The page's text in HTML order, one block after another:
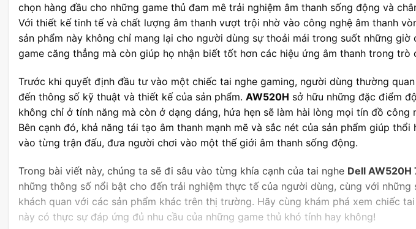
chọn hàng đầu cho những game thủ đam mê trải nghiệm âm thanh sống động và
Với thiết kế tinh tế và chất lượng âm thanh vượt trội nhờ vào công nghệ âm thanh
sản phẩm này không chỉ mang lại cho người dùng sự thoải mái trong suốt những giờ
game căng thẳng mà còn giúp họ nhận biết tốt hơn các hiệu ứng âm thanh trong trò
Trước khi quyết định đầu tư vào một chiếc tai nghe gaming, người dùng thường
đến thông số kỹ thuật và thiết kế của sản phẩm. AW520H sở hữu những đặc điểm
không chỉ ở tính năng mà còn ở dạng dáng, hứa hẹn sẽ làm hài lòng mọi tín đồ công
Bên cạnh đó, khả năng tái tạo âm thanh mạnh mẽ và sắc nét của sản phẩm giúp thổi
vào từng trận đấu, đưa người chơi vào một thế giới âm thanh sống động.
Trong bài viết này, chúng ta sẽ đi sâu vào từng khía cạnh của tai nghe Dell AW520H
những thông số nổi bật cho đến trải nghiệm thực tế của người dùng, cùng với những
khách quan với các sản phẩm khác trên thị trường. Hãy cùng khám phá xem chiếc
này có thực sự đáp ứng đủ nhu cầu của những game thủ khó tính hay không!